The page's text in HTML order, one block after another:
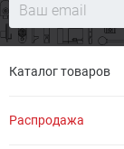
Каталог товаров
Распродажа